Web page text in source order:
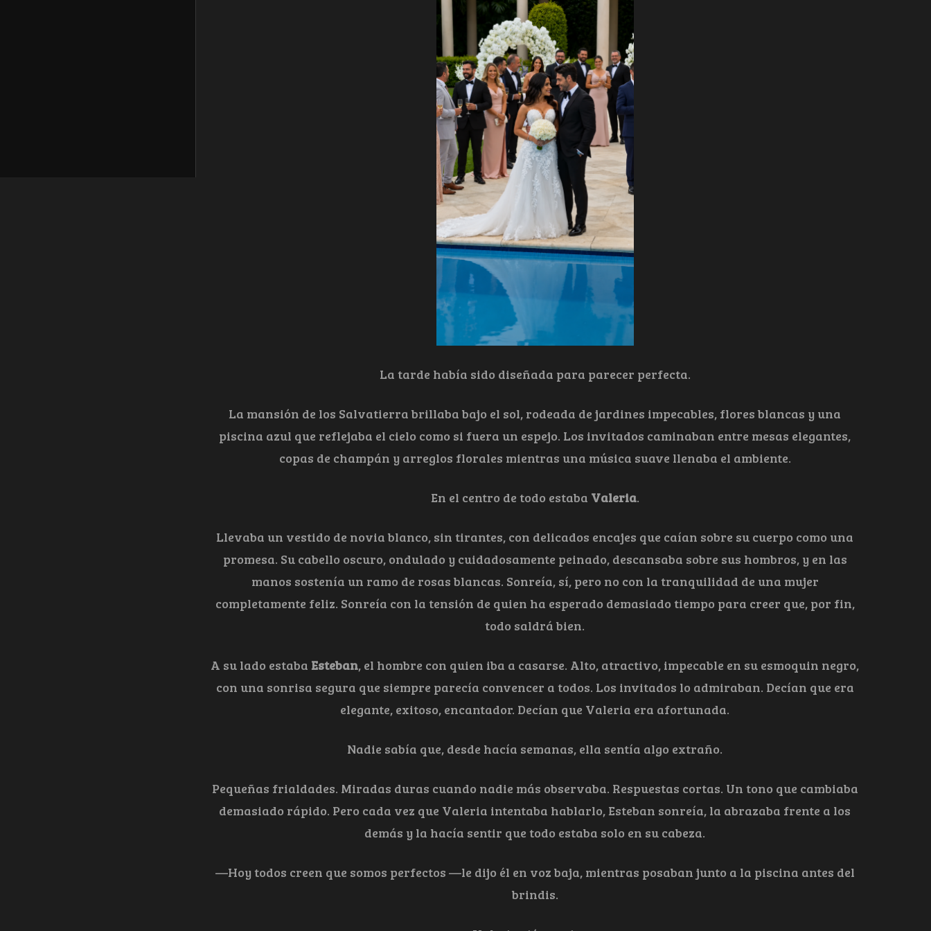
La tarde había sido diseñada para parecer perfecta.
La mansión de los Salvatierra brillaba bajo el sol, rodeada de jardines impecables, flores blancas y una
piscina azul que reflejaba el cielo como si fuera un espejo. Los invitados caminaban entre mesas elegantes,
copas de champán y arreglos florales mientras una música suave llenaba el ambiente.
En el centro de todo estaba Valeria.
Llevaba un vestido de novia blanco, sin tirantes, con delicados encajes que caían sobre su cuerpo como una
promesa. Su cabello oscuro, ondulado y cuidadosamente peinado, descansaba sobre sus hombros, y en las
manos sostenía un ramo de rosas blancas. Sonreía, sí, pero no con la tranquilidad de una mujer
completamente feliz. Sonreía con la tensión de quien ha esperado demasiado tiempo para creer que, por fin,
todo saldrá bien.
A su lado estaba Esteban, el hombre con quien iba a casarse. Alto, atractivo, impecable en su esmoquin negro,
con una sonrisa segura que siempre parecía convencer a todos. Los invitados lo admiraban. Decían que era
elegante, exitoso, encantador. Decían que Valeria era afortunada.
Nadie sabía que, desde hacía semanas, ella sentía algo extraño.
Pequeñas frialdades. Miradas duras cuando nadie más observaba. Respuestas cortas. Un tono que cambiaba
demasiado rápido. Pero cada vez que Valeria intentaba hablarlo, Esteban sonreía, la abrazaba frente a los
demás y la hacía sentir que todo estaba solo en su cabeza.
—Hoy todos creen que somos perfectos —le dijo él en voz baja, mientras posaban junto a la piscina antes del
brindis.